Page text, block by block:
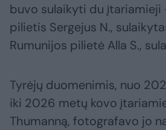
buvo sulaikyti du įtariamieji
pilietis Sergejus N.,
Rumunijos pilietė Alla S.,
Tyrėjų duomenimis, nuo
iki 2026 metų kovo
Thumanną, fotografavo jo